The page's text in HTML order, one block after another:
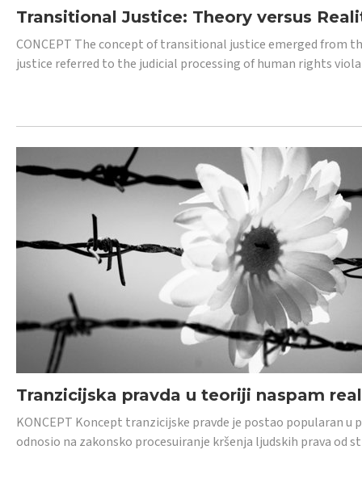
Transitional Justice: Theory versus
CONCEPT The concept of transitional justice emerged
justice referred to the judicial processing of human rights
Tranzicijska pravda u teoriji naspam
KONCEPT Koncept tranzicijske pravde je postao popularan
odnosio na zakonsko procesuiranje kršenja ljudskih prava